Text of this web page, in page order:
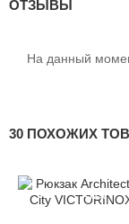
ОТЗЫВЫ
На данный
30 ПОХОЖИХ
-12%